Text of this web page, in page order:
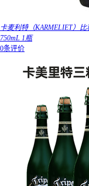
卡麦利特（KARMELIET）
750mL 1瓶
0条评价